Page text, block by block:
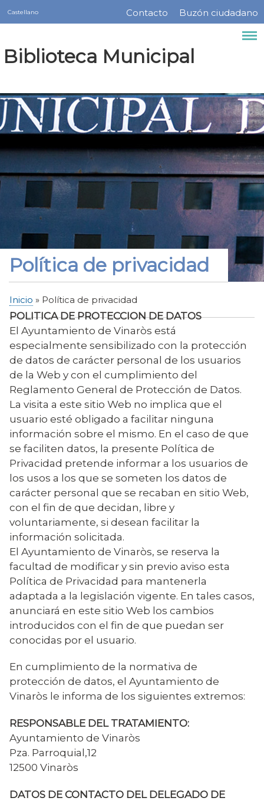
Pasar
al
principal
Castellano
Menú
superior
Contacto Buzón ciudadano
Biblioteca Municipal
Política de privacidad
Sobrescribir
enlaces
ayuda
a
la
navegación
Inicio Política de privacidad
POLITICA DE PROTECCION DE DATOS
El Ayuntamiento de Vinaròs está
especialmente sensibilizado con la protección
de datos de carácter personal de los usuarios
de la Web y con el cumplimiento del
Reglamento General de Protección de Datos.
La visita a este sitio Web no implica que el
usuario esté obligado a facilitar ninguna
información sobre el mismo. En el caso de que
se faciliten datos, la presente Política de
Privacidad pretende informar a los usuarios de
los usos a los que se someten los datos de
carácter personal que se recaban en sitio Web,
con el fin de que decidan, libre y
voluntariamente, si desean facilitar la
información solicitada.
El Ayuntamiento de Vinaròs, se reserva la
facultad de modificar y sin previo aviso esta
Política de Privacidad para mantenerla
adaptada a la legislación vigente. En tales casos,
anunciará en este sitio Web los cambios
introducidos con el fin de que puedan ser
conocidas por el usuario.
En cumplimiento de la normativa de
protección de datos, el Ayuntamiento de
Vinaròs le informa de los siguientes extremos:
RESPONSABLE DEL TRATAMIENTO:
Ayuntamiento de Vinaròs
Pza. Parroquial,12
12500 Vinaròs
DATOS DE CONTACTO DEL DELEGADO DE